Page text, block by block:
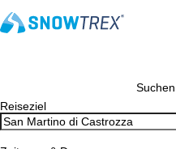
Reiseziel